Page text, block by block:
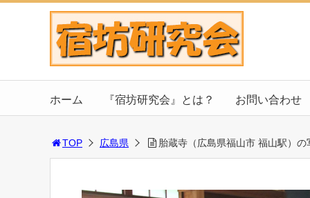
ホーム 『宿坊研究会』とは？ お問い合わせ
TOP 広島県 胎蔵寺（広島県福山市 福山駅）の